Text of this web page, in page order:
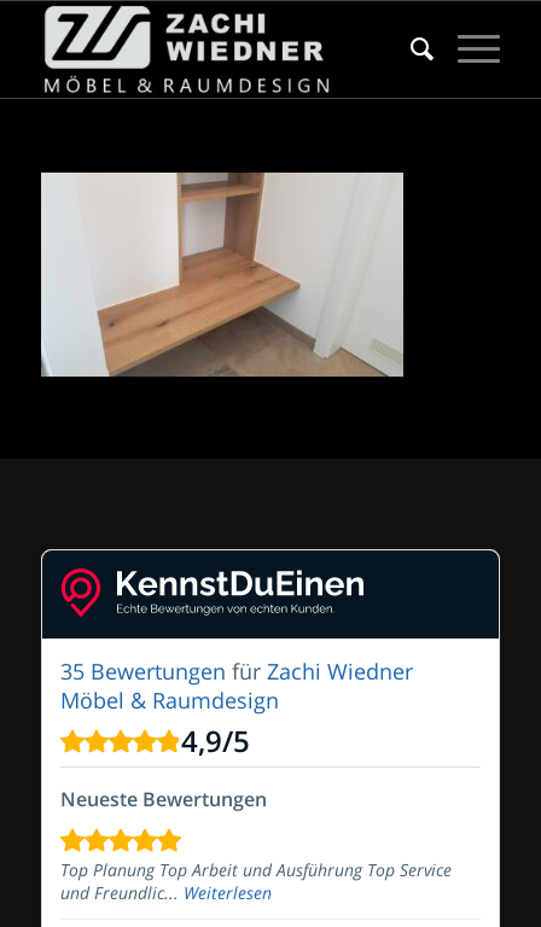
35 Bewertungen für Zachi Wiedner
Möbel & Raumdesign
4,9/5
Neueste Bewertungen
Top Planung Top Arbeit und Ausführung Top Service
und Freundlic... Weiterlesen